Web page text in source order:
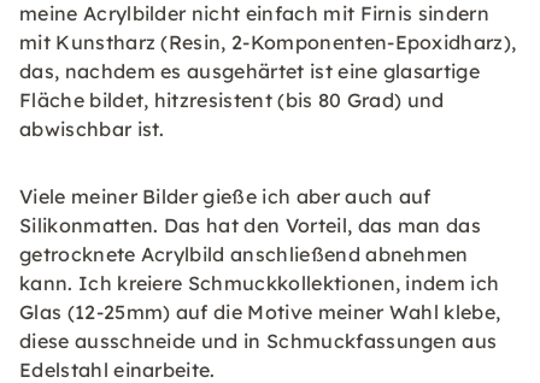
meine Acrylbilder nicht einfach mit Firnis sindern
mit Kunstharz (Resin, 2-Komponenten-Epoxidharz),
das, nachdem es ausgehärtet ist eine glasartige
Fläche bildet, hitzresistent (bis 80 Grad) und
abwischbar ist.
Viele meiner Bilder gieße ich aber auch auf
Silikonmatten. Das hat den Vorteil, das man das
getrocknete Acrylbild anschließend abnehmen
kann. Ich kreiere Schmuckkollektionen, indem ich
Glas (12-25mm) auf die Motive meiner Wahl klebe,
diese ausschneide und in Schmuckfassungen aus
Edelstahl einarbeite.